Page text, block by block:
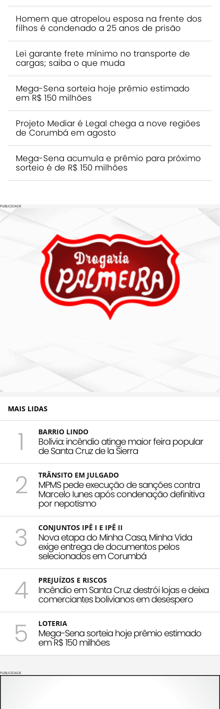
Homem que atropelou esposa na frente dos
filhos é condenado a 25 anos de prisão
Lei garante frete mínimo no transporte de
cargas; saiba o que muda
Mega-Sena sorteia hoje prêmio estimado
em R$ 150 milhões
Projeto Mediar é Legal chega a nove regiões
de Corumbá em agosto
Mega-Sena acumula e prêmio para próximo
sorteio é de R$ 150 milhões
PUBLICIDADE
MAIS LIDAS
1 BARRIO LINDO
Bolívia: incêndio atinge maior feira popular
de Santa Cruz de la Sierra
2 TRÂNSITO EM JULGADO
MPMS pede execução de sanções contra
Marcelo Iunes após condenação definitiva
por nepotismo
3 CONJUNTOS IPÊ I E IPÊ II
Nova etapa do Minha Casa, Minha Vida
exige entrega de documentos pelos
selecionados em Corumbá
4 PREJUÍZOS E RISCOS
Incêndio em Santa Cruz destrói lojas e deixa
comerciantes bolivianos em desespero
5 LOTERIA
Mega-Sena sorteia hoje prêmio estimado
em R$ 150 milhões
PUBLICIDADE